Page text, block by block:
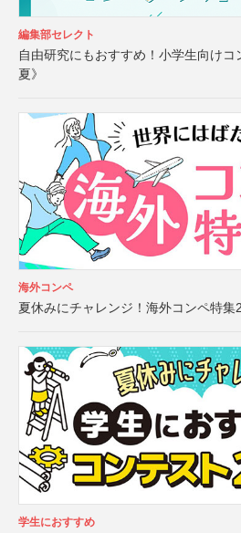
編集部セレクト
自由研究にもおすすめ！小学生向け
夏》
海外コンペ
夏休みにチャレンジ！海外コンペ特集
学生におすすめ